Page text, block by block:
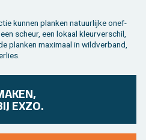
kun­nen plan­ken na­tuur­lij­ke on­ef­
scheur, een lo­kaal kleur­ver­schil,
plan­ken maxi­maal in wild­ver­band,
EXZO.